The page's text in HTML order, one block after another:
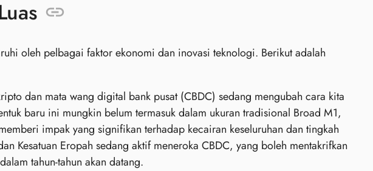
oleh pelbagai faktor ekonomi dan inovasi teknologi. Berikut adalah
dan mata wang digital bank pusat (CBDC) sedang mengubah cara kita
baru ini mungkin belum termasuk dalam ukuran tradisional Broad M1,
impak yang signifikan terhadap kecairan keseluruhan dan tingkah
Kesatuan Eropah sedang aktif meneroka CBDC, yang boleh mentakrifkan
tahun-tahun akan datang.